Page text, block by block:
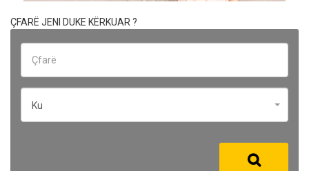
ÇFARË JENI DUKE KËRKUAR ?
Ku